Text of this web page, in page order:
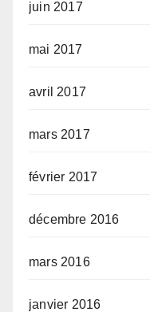
juin 2017
mai 2017
avril 2017
mars 2017
février 2017
décembre 2016
mars 2016
janvier 2016